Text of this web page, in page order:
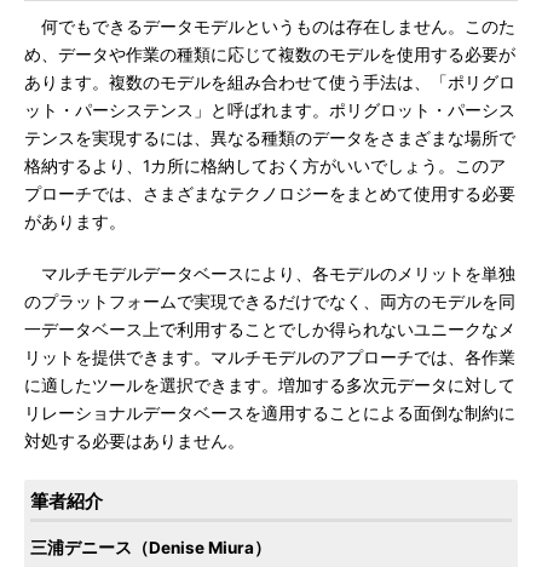
何でもできるデータモデルというものは存在しません。このた
め、データや作業の種類に応じて複数のモデルを使用する必要が
あります。複数のモデルを組み合わせて使う手法は、「ポリグロ
ット・パーシステンス」と呼ばれます。ポリグロット・パーシス
テンスを実現するには、異なる種類のデータをさまざまな場所で
格納するより、1カ所に格納しておく方がいいでしょう。このア
プローチでは、さまざまなテクノロジーをまとめて使用する必要
があります。
マルチモデルデータベースにより、各モデルのメリットを単独
のプラットフォームで実現できるだけでなく、両方のモデルを同
一データベース上で利用することでしか得られないユニークなメ
リットを提供できます。マルチモデルのアプローチでは、各作業
に適したツールを選択できます。増加する多次元データに対して
リレーショナルデータベースを適用することによる面倒な制約に
対処する必要はありません。
筆者紹介
三浦デニース（Denise Miura）